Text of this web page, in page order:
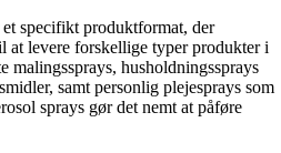
specifikt produktformat, der
at levere forskellige typer produkter i
malingssprays, husholdningssprays
samt personlig plejesprays som
sprays gør det nemt at påføre